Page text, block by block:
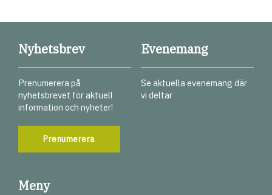
Nyhetsbrev
Prenumerera på
nyhetsbrevet för aktuell
information och nyheter!
Prenumerera
Evenemang
Se aktuella evenemang där
vi deltar
Meny